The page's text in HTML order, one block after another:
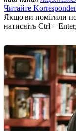
Читайте
Якщо ви помітили
натисніть Ctrl +